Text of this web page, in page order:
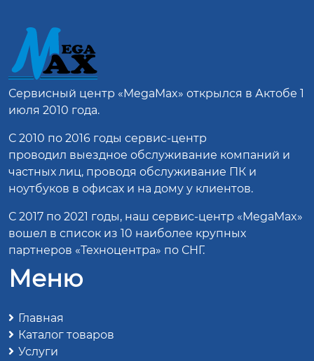
Сервисный центр «MegaMax» открылся в Актобе 1
июля 2010 года.
С 2010 по 2016 годы сервис-центр
проводил выездное обслуживание компаний и
частных лиц, проводя обслуживание ПК и
ноутбуков в офисах и на дому у клиентов.
С 2017 по 2021 годы, наш сервис-центр «MegaMax»
вошел в список из 10 наиболее крупных
партнеров «Техноцентра» по СНГ.
Меню
Главная
Каталог товаров
Услуги